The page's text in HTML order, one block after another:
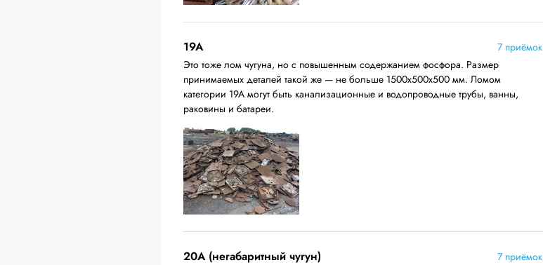
19A
7 приёмок
Это тоже лом чугуна, но с повышенным содержанием фосфора. Размер
принимаемых деталей такой же — не больше 1500х500х500 мм. Ломом
категории 19А могут быть канализационные и водопроводные трубы, ванны,
раковины и батареи.
20A (негабаритный чугун)
7 приёмок